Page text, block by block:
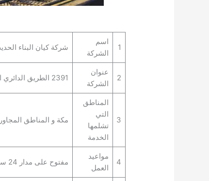
1
اسم
الشركة
شركة كيان البناء
2
عنوان
الشركة
2391 الطريق الدائري الثالث، الرصيفة, 7559، مكة 24232، المملكة العربية السعودية
3
المناطق
التي
تشلمها
الخدمة
مكة و المناطق
4
مواعيد
العمل
مفتوح على مدار 24 ساعة